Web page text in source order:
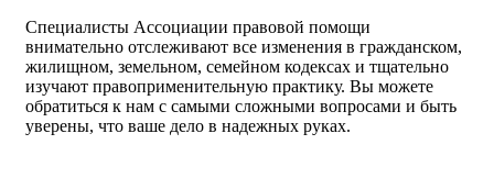
Специалисты Ассоциации правовой помощи
внимательно отслеживают все изменения в гражданском,
жилищном, земельном, семейном кодексах и тщательно
изучают правоприменительную практику. Вы можете
обратиться к нам с самыми сложными вопросами и быть
уверены, что ваше дело в надежных руках.